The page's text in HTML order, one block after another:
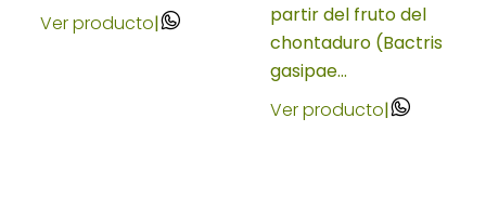
Ver producto|
partir del fruto del
chontaduro (Bactris
gasipae...
Ver producto|